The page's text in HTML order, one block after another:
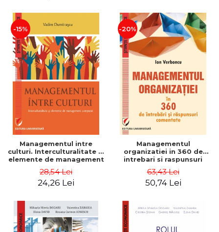
-15%
Managementul intre
culturi. Interculturalitate si
elemente de management
Dumitrascu
28,54 Lei
24,26 Lei
-20%
Managementul
organizatiei in 360 de
intrebari si raspunsuri
63,43 Lei
50,74 Lei